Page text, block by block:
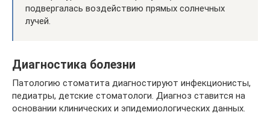
подвергалась воздействию прямых солнечных
лучей.
Диагностика болезни
Патологию стоматита диагностируют инфекционисты,
педиатры, детские стоматологи. Диагноз ставится на
основании клинических и эпидемиологических данных.